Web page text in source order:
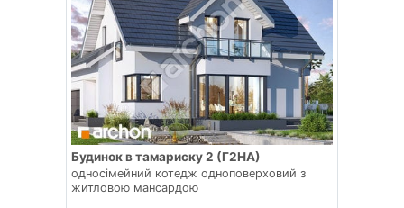
Будинок в тамариску 2 (Г2НА)
односімейний котедж одноповерховий з
житловою мансардою